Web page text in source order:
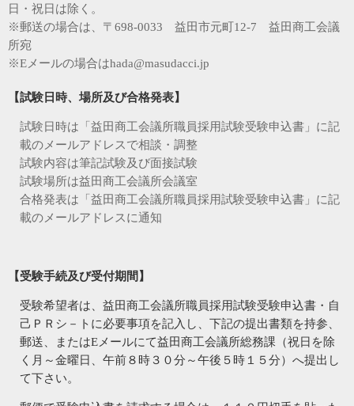
日・祝日は除く。
※郵送の場合は、〒 698-0033 益田市元町12-7 益田商工会議
所宛
※Eメールの場合はhada@masudacci.jp
【試験日時、場所及び合格発表】
試験日時は「益田商工会議所職員採用試験受験申込書」に記
載のメールアドレスで相談・調整
試験内容は筆記試験及び面接試験
試験場所は益田商工会議所会議室
合格発表は「益田商工会議所職員採用試験受験申込書」に記
載のメールアドレスに通知
【受験手続及び受付期間】
受験希望者は、益田商工会議所職員採用試験受験申込書・自
己ＰＲシ－トに必要事項を記入し、下記の提出書類を持参、
郵送、またはEメールにて益田商工会議所総務課（祝日を除
く月～金曜日、午前８時３０分～午後５時１５分）へ提出し
て下さい。